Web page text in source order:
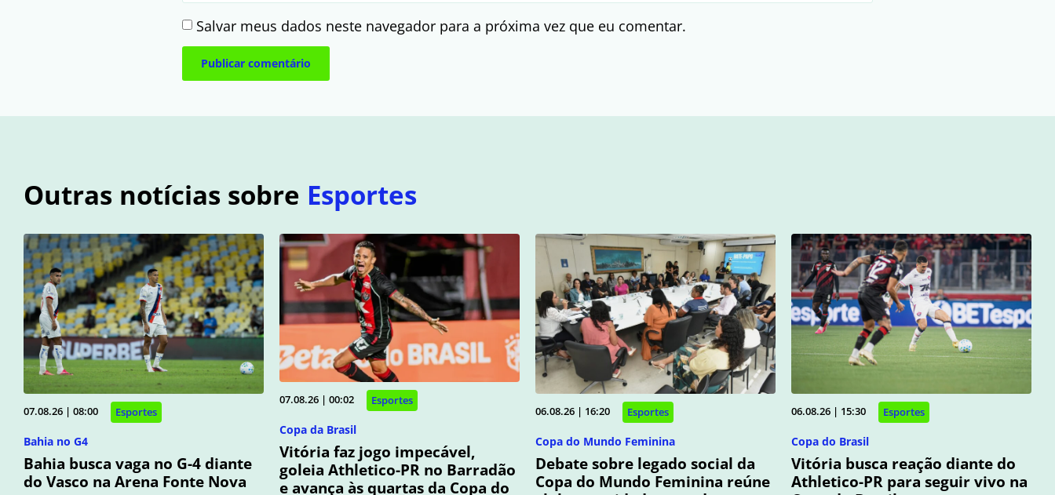
Salvar meus dados neste navegador para a próxima vez que eu comentar.
Outras notícias sobre Esportes
07.08.26 | 08:00 Esportes
Bahia no G4
Bahia busca vaga no G-4 diante
do Vasco na Arena Fonte Nova
07.08.26 | 00:02 Esportes
Copa da Brasil
Vitória faz jogo impecável,
goleia Athletico-PR no Barradão
e avança às quartas da Copa do
06.08.26 | 16:20 Esportes
Copa do Mundo Feminina
Debate sobre legado social da
Copa do Mundo Feminina reúne
06.08.26 | 15:30 Esportes
Copa do Brasil
Vitória busca reação diante do
Athletico-PR para seguir vivo na